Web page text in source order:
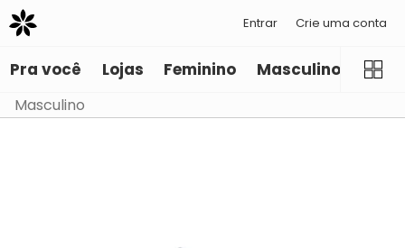
Entrar Crie uma conta
Pra você Lojas Feminino Masculino
Masculino